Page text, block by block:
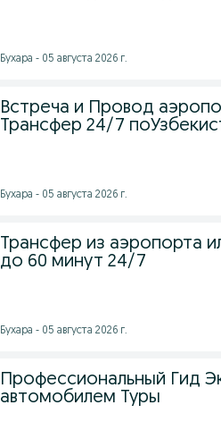
Бухара - 05 августа 2026 г.
Встреча и Провод
Трансфер 24/7
Бухара - 05 августа 2026 г.
Трансфер из аэропорта
до 60 минут 24/7
Бухара - 05 августа 2026 г.
Профессиональный Гид
автомобилем Туры